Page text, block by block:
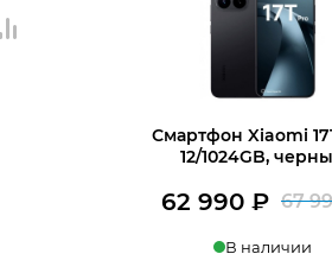
₽.
Смартфон Xiaomi
12/1024GB,
67
62 990 ₽
В наличии